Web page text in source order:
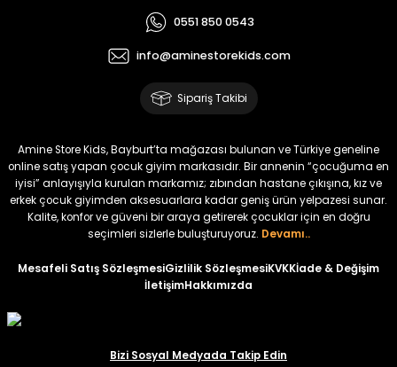
0551 850 0543
info@aminestorekids.com
Sipariş Takibi
Amine Store Kids, Bayburt’ta mağazası bulunan ve Türkiye geneline
online satış yapan çocuk giyim markasıdır. Bir annenin “çocuğuma en
iyisi” anlayışıyla kurulan markamız; zıbından hastane çıkışına, kız ve
erkek çocuk giyimden aksesuarlara kadar geniş ürün yelpazesi sunar.
Kalite, konfor ve güveni bir araya getirerek çocuklar için en doğru
seçimleri sizlerle buluşturuyoruz. Devamı..
Mesafeli Satış SözleşmesiGizlilik SözleşmesiKVKKİade & Değişim
İletişimHakkımızda
Bizi Sosyal Medyada Takip Edin